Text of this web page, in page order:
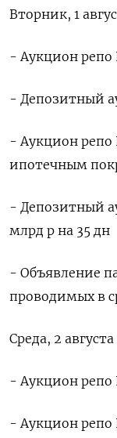
Вторник, 1
- Аукцион репо
- Депозитный
- Аукцион репо
ипотечным
- Депозитный
млрд р на 35 дн
- Объявление
проводимых в
Среда, 2 августа
- Аукцион репо
- Аукцион репо